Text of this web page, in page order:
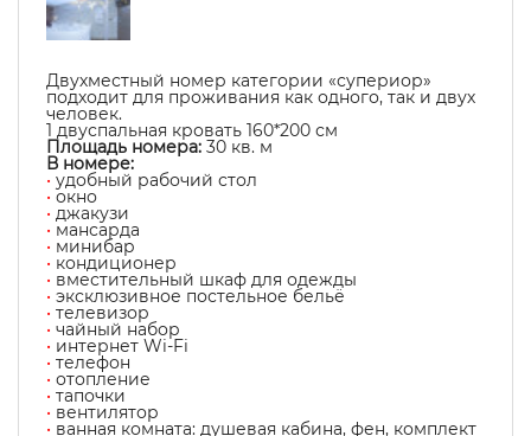
Двухместный номер категории «супериор»
подходит для проживания как одного, так и двух
человек.
1 двуспальная кровать 160*200 см
Площадь номера: 30 кв. м
В номере:
• удобный рабочий стол
• окно
• джакузи
• мансарда
• минибар
• кондиционер
• вместительный шкаф для одежды
• эксклюзивное постельное бельё
• телевизор
• чайный набор
• интернет Wi-Fi
• телефон
• отопление
• тапочки
• вентилятор
• ванная комната: душевая кабина, фен, комплект